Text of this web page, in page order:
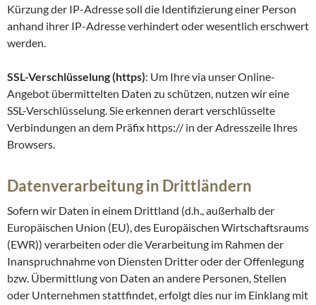
Kürzung der IP-Adresse soll die Identifizierung einer Person
anhand ihrer IP-Adresse verhindert oder wesentlich erschwert
werden.
SSL-Verschlüsselung (https): Um Ihre via unser Online-
Angebot übermittelten Daten zu schützen, nutzen wir eine
SSL-Verschlüsselung. Sie erkennen derart verschlüsselte
Verbindungen an dem Präfix https:// in der Adresszeile Ihres
Browsers.
Datenverarbeitung in Drittländern
Sofern wir Daten in einem Drittland (d.h., außerhalb der
Europäischen Union (EU), des Europäischen Wirtschaftsraums
(EWR)) verarbeiten oder die Verarbeitung im Rahmen der
Inanspruchnahme von Diensten Dritter oder der Offenlegung
bzw. Übermittlung von Daten an andere Personen, Stellen
oder Unternehmen stattfindet, erfolgt dies nur im Einklang mit